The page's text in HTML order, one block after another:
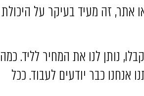
אתר, זה מעיד בעיקר על היכולת
נותן לנו את המחיר לליד. כמה
אנחנו כבר יודעים לעבוד. ככל